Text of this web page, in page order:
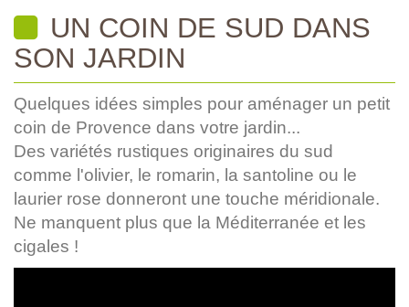
UN COIN DE SUD DANS
SON JARDIN
Quelques idées simples pour aménager un petit
coin de Provence dans votre jardin...
Des variétés rustiques originaires du sud
comme l'olivier, le romarin, la santoline ou le
laurier rose donneront une touche méridionale.
Ne manquent plus que la Méditerranée et les
cigales !